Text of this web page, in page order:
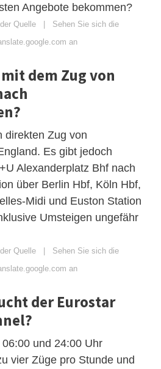
Angebote bekommen?
Quelle | Sehen Sie sich die
an
dem Zug von
direkten Zug von
Es gibt jedoch
Alexanderplatz Bhf nach
über Berlin Hbf, Köln Hbf,
Midi und Euston Station
Umsteigen ungefähr
Quelle | Sehen Sie sich die
an
der Eurostar
und 24:00 Uhr
vier Züge pro Stunde und